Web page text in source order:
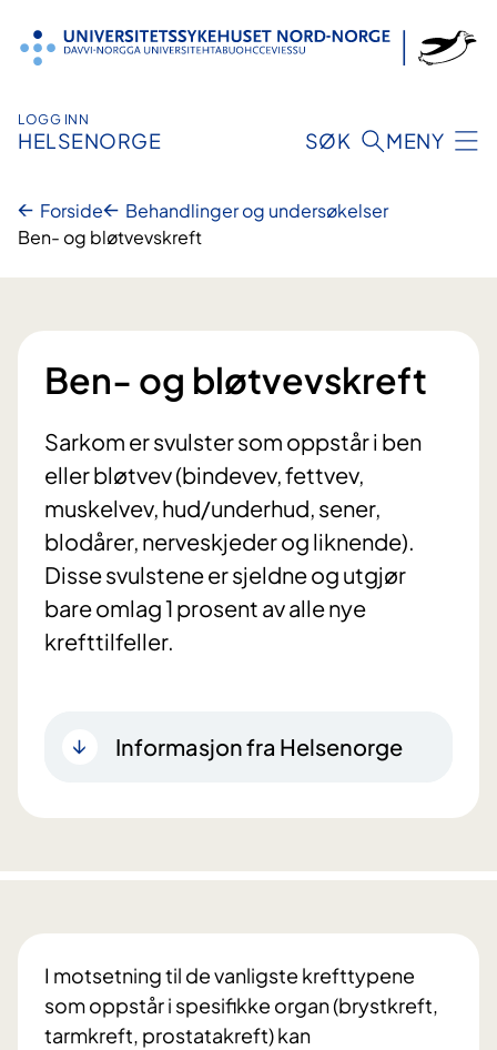
innhold
LOGG INN
HELSENORGE SØK MENY
Forside
Behandlinger og undersøkelser
Ben- og bløtvevskreft
Ben- og bløtvevskreft
Sarkom er svulster som oppstår i ben
eller bløtvev (bindevev, fettvev,
muskelvev, hud/underhud, sener,
blodårer, nerveskjeder og liknende).
Disse svulstene er sjeldne og utgjør
bare omlag 1 prosent av alle nye
krefttilfeller.
Informasjon fra Helsenorge
I motsetning til de vanligste krefttypene
som oppstår i spesifikke organ (brystkreft,
tarmkreft, prostatakreft) kan